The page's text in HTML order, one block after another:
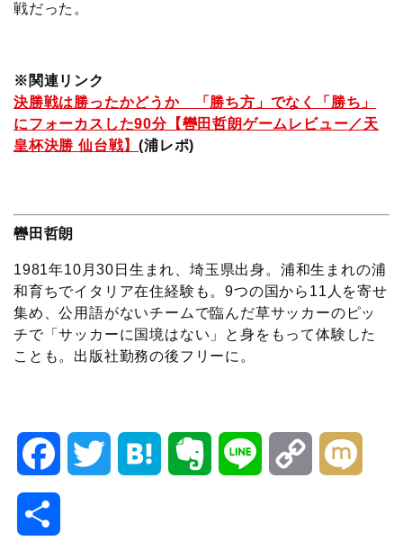
戦だった。
※関連リンク
決勝戦は勝ったかどうか 「勝ち方」でなく「勝ち」
にフォーカスした90分【轡田哲朗ゲームレビュー／天
皇杯決勝 仙台戦】(浦レポ)
轡田哲朗
1981年10月30日生まれ、埼玉県出身。浦和生まれの浦
和育ちでイタリア在住経験も。9つの国から11人を寄せ
集め、公用語がないチームで臨んだ草サッカーのピッ
チで「サッカーに国境はない」と身をもって体験した
ことも。出版社勤務の後フリーに。